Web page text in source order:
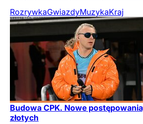
RozrywkaGwiazdyMuzykaKraj
Budowa CPK. Nowe
złotych